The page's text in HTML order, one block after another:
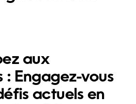
aux
: Engagez-vous
actuels en